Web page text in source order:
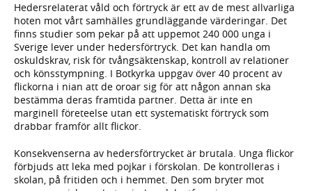
Hedersrelaterat våld och förtryck är ett av de mest allvarliga
hoten mot vårt samhälles grundläggande värderingar. Det
finns studier som pekar på att uppemot 240 000 unga i
Sverige lever under hedersförtryck. Det kan handla om
oskuldskrav, risk för tvångsäktenskap, kontroll av relationer
och könsstympning. I Botkyrka uppgav över 40 procent av
flickorna i nian att de oroar sig för att någon annan ska
bestämma deras framtida partner. Detta är inte en
marginell företeelse utan ett systematiskt förtryck som
drabbar framför allt flickor.
Konsekvenserna av hedersförtrycket är brutala. Unga flickor
förbjuds att leka med pojkar i förskolan. De kontrolleras i
skolan, på fritiden och i hemmet. Den som bryter mot